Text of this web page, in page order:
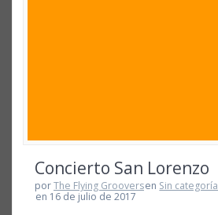
Concierto San Lorenzo
porThe Flying Grooversen Sin categoría
en 16 de julio de 2017